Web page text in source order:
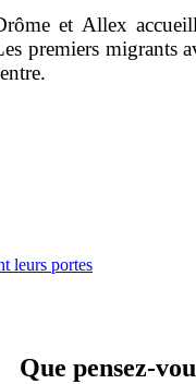
et Allex
premiers
leurs portes
Que pensez-